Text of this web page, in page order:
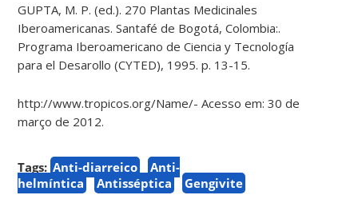
GUPTA, M. P. (ed.). 270 Plantas Medicinales
Iberoamericanas. Santafé de Bogotá, Colombia:.
Programa Iberoamericano de Ciencia y Tecnología
para el Desarollo (CYTED), 1995. p. 13-15.
http://www.tropicos.org/Name/- Acesso em: 30 de
março de 2012.
Tags: Anti-diarreico
Anti-
helmíntica
Antisséptica Gengivite